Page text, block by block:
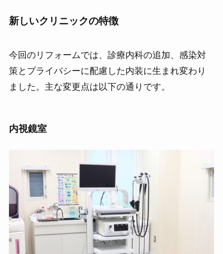
新しいクリニックの特徴
今回のリフォームでは、診療内科の追加、感染対
策とプライバシーに配慮した内装に生まれ変わり
ました。主な変更点は以下の通りです。
内視鏡室